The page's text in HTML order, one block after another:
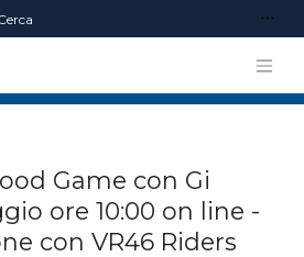
Game con Gi
ore 10:00 on line -
con VR46 Riders